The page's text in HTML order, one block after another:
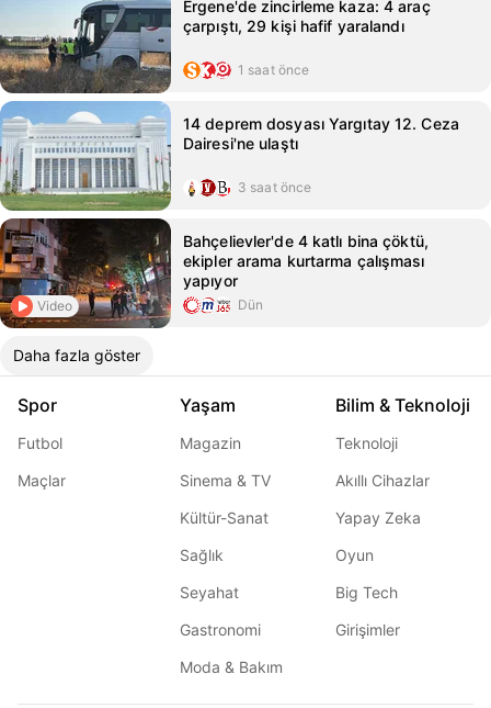
Ergene'de zincirleme kaza: 4 araç
çarpıştı, 29 kişi hafif yaralandı
1 saat önce
14 deprem dosyası Yargıtay 12. Ceza
Dairesi'ne ulaştı
3 saat önce
Video
Bahçelievler'de 4 katlı bina çöktü,
ekipler arama kurtarma çalışması
yapıyor
Dün
Daha fazla göster
Spor
Futbol
Maçlar
Yaşam
Magazin
Sinema & TV
Kültür-Sanat
Sağlık
Seyahat
Gastronomi
Moda & Bakım
Bilim & Teknoloji
Teknoloji
Akıllı Cihazlar
Yapay Zeka
Oyun
Big Tech
Girişimler